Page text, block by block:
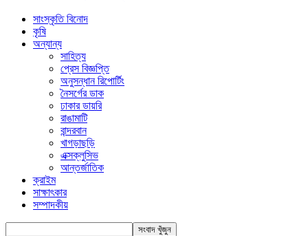
সাংস্কৃতি বিনোদ
কৃষি
অন্যান্য
সাহিত্য
প্রেস বিজ্ঞপ্তি
অনুসন্ধান রিপোর্টিং
নৈসর্গের ডাক
ঢাকার ডায়রি
রাঙামাটি
বান্দরবান
খাগড়াছড়ি
এক্সক্লুসিভ
আন্তর্জাতিক
ক্রাইম
সাক্ষাৎকার
সম্পাদকীয়